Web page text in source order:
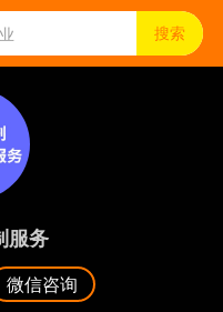
服务
微信咨询